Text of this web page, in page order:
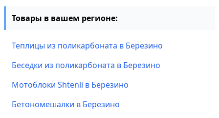
Товары в вашем регионе:
Теплицы из поликарбоната в Березино
Беседки из поликарбоната в Березино
Мотоблоки Shtenli в Березино
Бетономешалки в Березино